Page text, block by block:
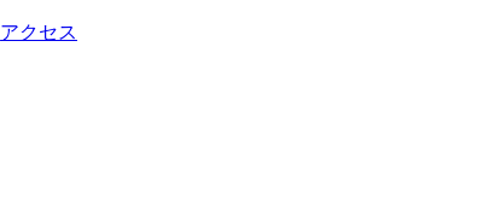
アクセス